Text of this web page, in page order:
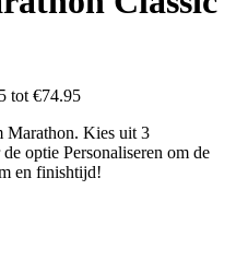
tot €74.95
Marathon. Kies uit 3
optie Personaliseren om de
en finishtijd!